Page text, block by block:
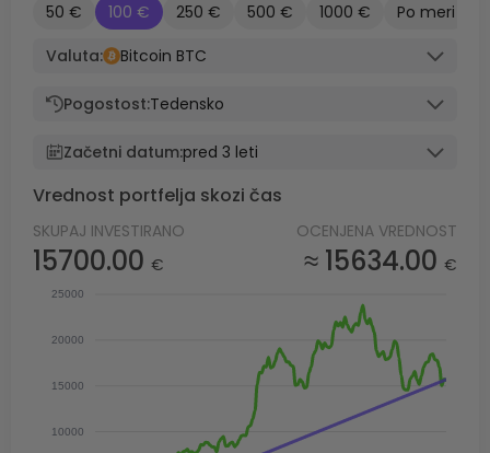
50 €
100 € 250 € 500 € 1000 €
Po meri
Valuta:
Bitcoin BTC
Pogostost:Tedensko
Začetni datum:pred 3 leti
Vrednost portfelja skozi čas
SKUPAJ INVESTIRANO
15700.00 €
OCENJENA VREDNOST
≈ 15634.00 €
25000
20000
15000
10000